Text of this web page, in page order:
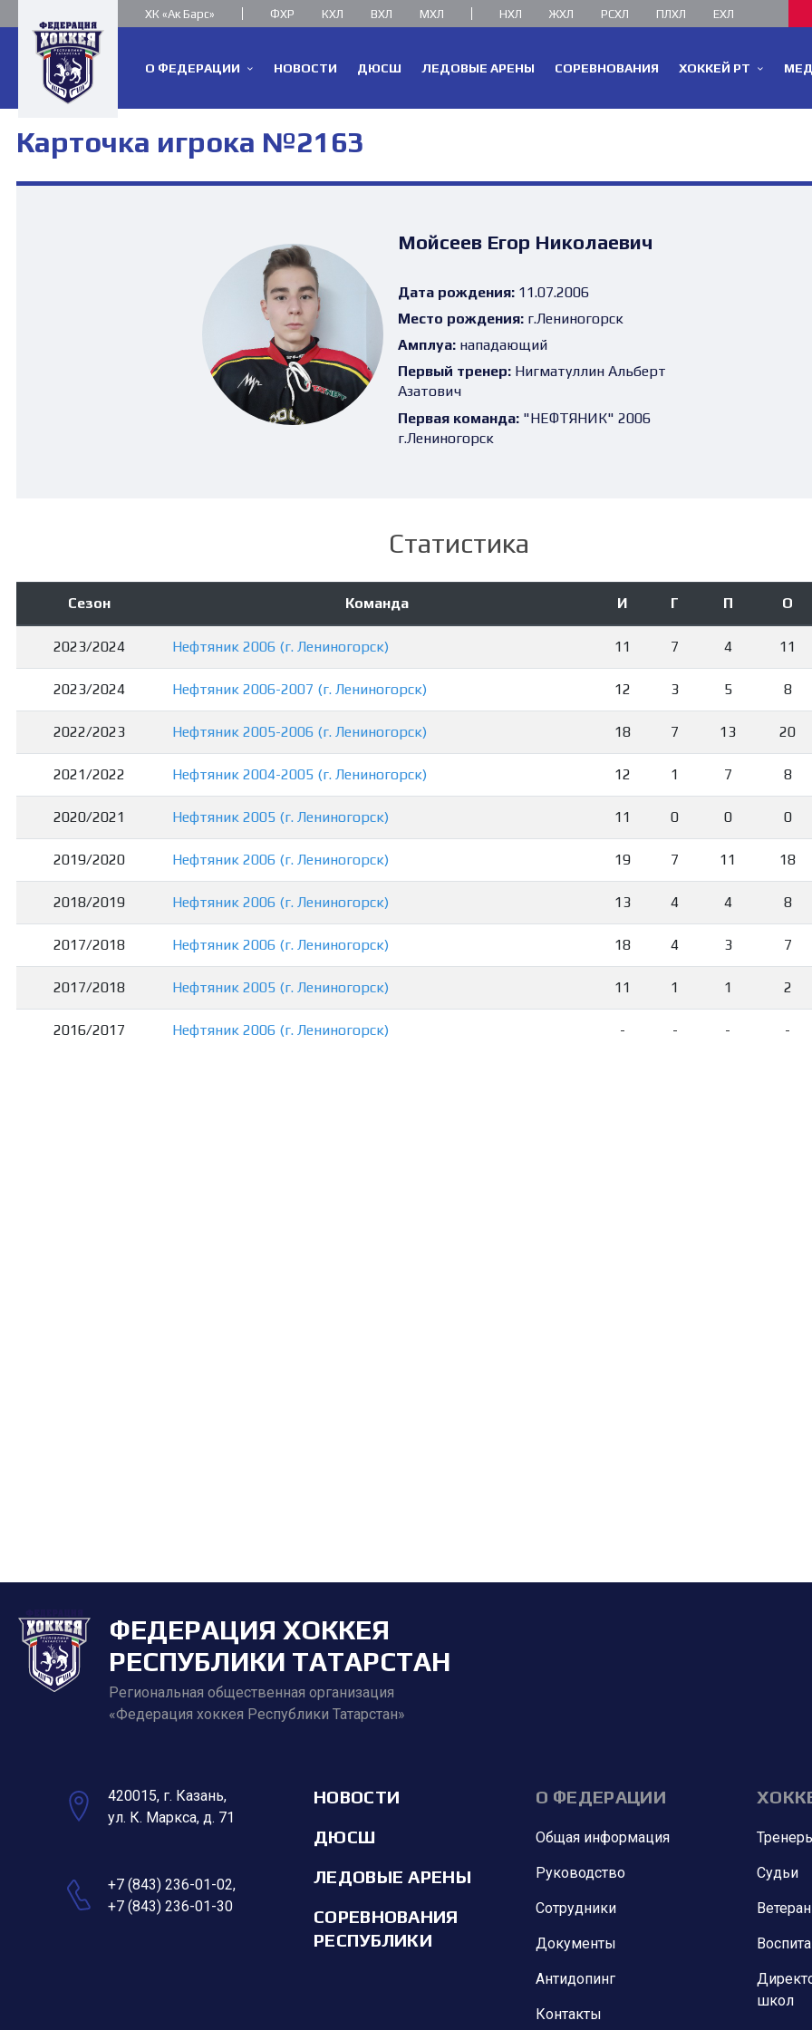
ХК «Ак Барс» ФХР КХЛ ВХЛ МХЛ НХЛ ЖХЛ РСХЛ ПЛХЛ ЕХЛ
О ФЕДЕРАЦИИ НОВОСТИ ДЮСШ ЛЕДОВЫЕ АРЕНЫ СОРЕВНОВАНИЯ ХОККЕЙ РТ
Карточка игрока №2163
Мойсеев Егор Николаевич
Дата рождения:11.07.2006
Место рождения:г.Лениногорск
Амплуа:нападающий
Первый тренер:Нигматуллин Альберт
Азатович
Первая команда:"НЕФТЯНИК" 2006
г.Лениногорск
Статистика
Сезон Команда И Г П О
2023/2024 Нефтяник 2006 (г. Лениногорск) 11 7 4 11
2023/2024 Нефтяник 2006-2007 (г. Лениногорск) 12 3 5 8
2022/2023 Нефтяник 2005-2006 (г. Лениногорск) 18 7 13 20
2021/2022 Нефтяник 2004-2005 (г. Лениногорск) 12 1 7 8
2020/2021 Нефтяник 2005 (г. Лениногорск) 11 0 0 0
2019/2020 Нефтяник 2006 (г. Лениногорск) 19 7 11 18
2018/2019 Нефтяник 2006 (г. Лениногорск) 13 4 4 8
2017/2018 Нефтяник 2006 (г. Лениногорск) 18 4 3 7
2017/2018 Нефтяник 2005 (г. Лениногорск) 11 1 1 2
2016/2017 Нефтяник 2006 (г. Лениногорск) - - - -
ФЕДЕРАЦИЯ ХОККЕЯ
РЕСПУБЛИКИ ТАТАРСТАН
Региональная общественная организация
«Федерация хоккея Республики Татарстан»
420015, г. Казань,
ул. К. Маркса, д. 71
+7 (843) 236-01-02,
+7 (843) 236-01-30
НОВОСТИ
ДЮСШ
ЛЕДОВЫЕ АРЕНЫ
СОРЕВНОВАНИЯ
РЕСПУБЛИКИ
О ФЕДЕРАЦИИ
Общая информация
Руководство
Сотрудники
Документы
Антидопинг
Контакты
Судьи
школ